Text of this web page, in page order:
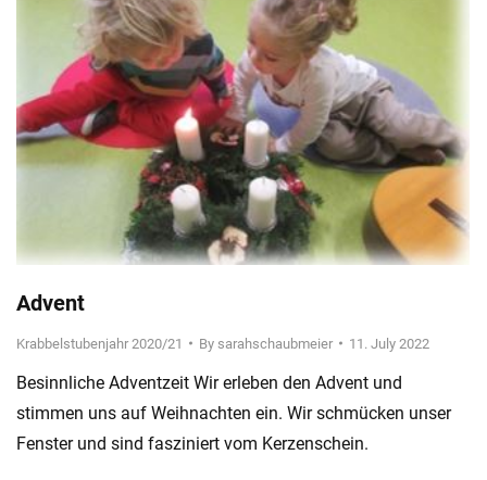
Advent
Krabbelstubenjahr 2020/21 By sarahschaubmeier 11. July 2022
Besinnliche Adventzeit Wir erleben den Advent und
stimmen uns auf Weihnachten ein. Wir schmücken unser
Fenster und sind fasziniert vom Kerzenschein.